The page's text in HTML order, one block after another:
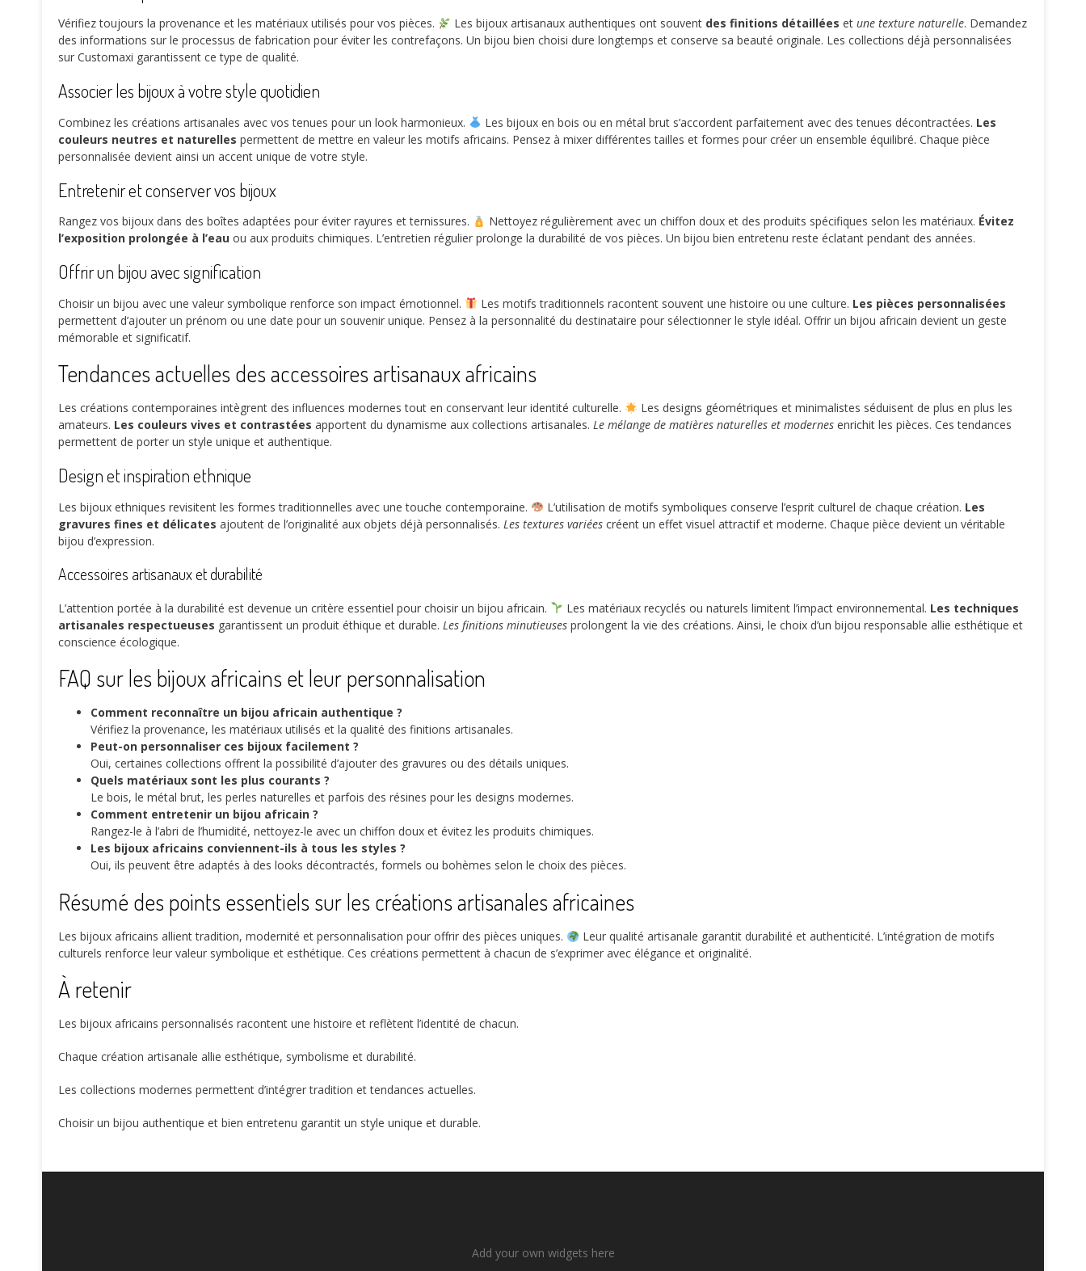
Vérifiez toujours la provenance et les matériaux utilisés pour vos pièces. Les bijoux artisanaux authentiques ont souvent des finitions détaillées et une texture naturelle. Demandez
des informations sur le processus de fabrication pour éviter les contrefaçons. Un bijou bien choisi dure longtemps et conserve sa beauté originale. Les collections déjà personnalisées
sur Customaxi garantissent ce type de qualité.
Associer les bijoux à votre style quotidien
Combinez les créations artisanales avec vos tenues pour un look harmonieux. Les bijoux en bois ou en métal brut s’accordent parfaitement avec des tenues décontractées. Les
couleurs neutres et naturelles permettent de mettre en valeur les motifs africains. Pensez à mixer différentes tailles et formes pour créer un ensemble équilibré. Chaque pièce
personnalisée devient ainsi un accent unique de votre style.
Entretenir et conserver vos bijoux
Rangez vos bijoux dans des boîtes adaptées pour éviter rayures et ternissures. Nettoyez régulièrement avec un chiffon doux et des produits spécifiques selon les matériaux. Évitez
l’exposition prolongée à l’eau ou aux produits chimiques. L’entretien régulier prolonge la durabilité de vos pièces. Un bijou bien entretenu reste éclatant pendant des années.
Offrir un bijou avec signification
Choisir un bijou avec une valeur symbolique renforce son impact émotionnel. Les motifs traditionnels racontent souvent une histoire ou une culture. Les pièces personnalisées
permettent d’ajouter un prénom ou une date pour un souvenir unique. Pensez à la personnalité du destinataire pour sélectionner le style idéal. Offrir un bijou africain devient un geste
mémorable et significatif.
Tendances actuelles des accessoires artisanaux africains
Les créations contemporaines intègrent des influences modernes tout en conservant leur identité culturelle.
Les designs géométriques et minimalistes séduisent de plus en plus les
amateurs. Les couleurs vives et contrastées apportent du dynamisme aux collections artisanales. Le mélange de matières naturelles et modernes enrichit les pièces. Ces tendances
permettent de porter un style unique et authentique.
Design et inspiration ethnique
Les bijoux ethniques revisitent les formes traditionnelles avec une touche contemporaine. L’utilisation de motifs symboliques conserve l’esprit culturel de chaque création. Les
gravures fines et délicates ajoutent de l’originalité aux objets déjà personnalisés. Les textures variées créent un effet visuel attractif et moderne. Chaque pièce devient un véritable
bijou d’expression.
Accessoires artisanaux et durabilité
L’attention portée à la durabilité est devenue un critère essentiel pour choisir un bijou africain. Les matériaux recyclés ou naturels limitent l’impact environnemental. Les techniques
artisanales respectueuses garantissent un produit éthique et durable. Les finitions minutieuses prolongent la vie des créations. Ainsi, le choix d’un bijou responsable allie esthétique et
conscience écologique.
FAQ sur les bijoux africains et leur personnalisation
Comment reconnaître un bijou africain authentique ?
Vérifiez la provenance, les matériaux utilisés et la qualité des finitions artisanales.
Peut-on personnaliser ces bijoux facilement ?
Oui, certaines collections offrent la possibilité d’ajouter des gravures ou des détails uniques.
Quels matériaux sont les plus courants ?
Le bois, le métal brut, les perles naturelles et parfois des résines pour les designs modernes.
Comment entretenir un bijou africain ?
Rangez-le à l’abri de l’humidité, nettoyez-le avec un chiffon doux et évitez les produits chimiques.
Les bijoux africains conviennent-ils à tous les styles ?
Oui, ils peuvent être adaptés à des looks décontractés, formels ou bohèmes selon le choix des pièces.
Résumé des points essentiels sur les créations artisanales africaines
Les bijoux africains allient tradition, modernité et personnalisation pour offrir des pièces uniques.
Leur qualité artisanale garantit durabilité et authenticité. L’intégration de motifs
culturels renforce leur valeur symbolique et esthétique. Ces créations permettent à chacun de s’exprimer avec élégance et originalité.
À retenir
Les bijoux africains personnalisés racontent une histoire et reflètent l’identité de chacun.
Chaque création artisanale allie esthétique, symbolisme et durabilité.
Les collections modernes permettent d’intégrer tradition et tendances actuelles.
Choisir un bijou authentique et bien entretenu garantit un style unique et durable.
Add your own widgets here